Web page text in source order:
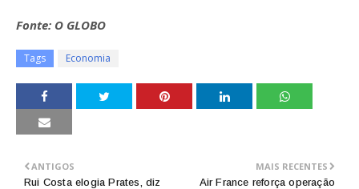
Fonte: O GLOBO
Tags Economia
MAIS RECENTES
Air France reforça operação
ANTIGOS
Rui Costa elogia Prates, diz